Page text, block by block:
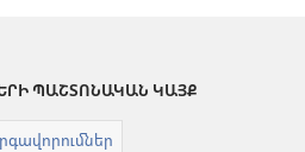
ՊԱՇՏՈՆԱԿԱՆ ԿԱՅՔ